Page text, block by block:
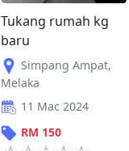
Tukang rumah kg
baru
Simpang Ampat,
Melaka
11 Mac 2024
RM 150